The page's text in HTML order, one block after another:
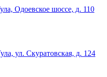
Одоевское шоссе, д. 110
ул. Скуратовская, д. 124